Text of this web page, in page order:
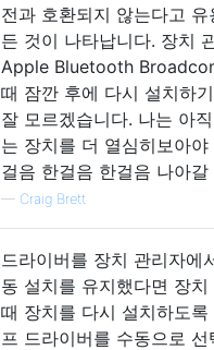
전과 호환되지 않는다고
든 것이 나타납니다. 장치
Apple Bluetooth
때 잠깐 후에 다시 설치하
잘 모르겠습니다. 나는 아
는 장치를 더 열심히보아
걸음 한걸음 한걸음 나아
— Craig Brett
드라이버를 장치 관리자에
동 설치를 유지했다면 장
때 장치를 다시 설치하도
프 드라이버를 수동으로